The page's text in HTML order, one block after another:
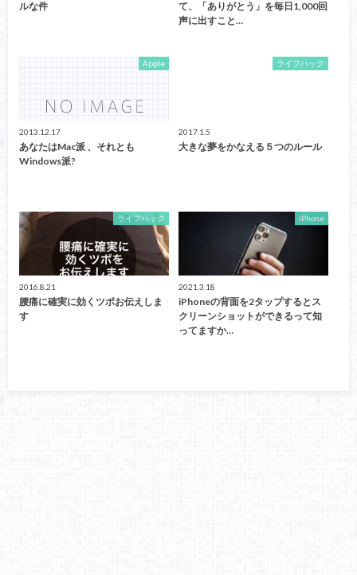
ルな件
て、「ありがとう」を毎日1,000回
声に出すこと…
Apple
2013.12.17
あなたはMac派 、それとも
Windows派?
ライフハック
2017.1.5
大きな夢をかなえる５つのルール
ライフハック
2016.8.21
腰痛に確実に効くツボお伝えしま
す
iPhone
2021.3.18
iPhoneの背面を2タップするとス
クリーンショットができるって知
ってますか…